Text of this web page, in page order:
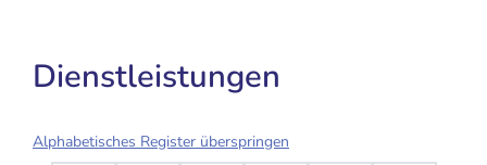
Dienstleistungen
Alphabetisches Register überspringen